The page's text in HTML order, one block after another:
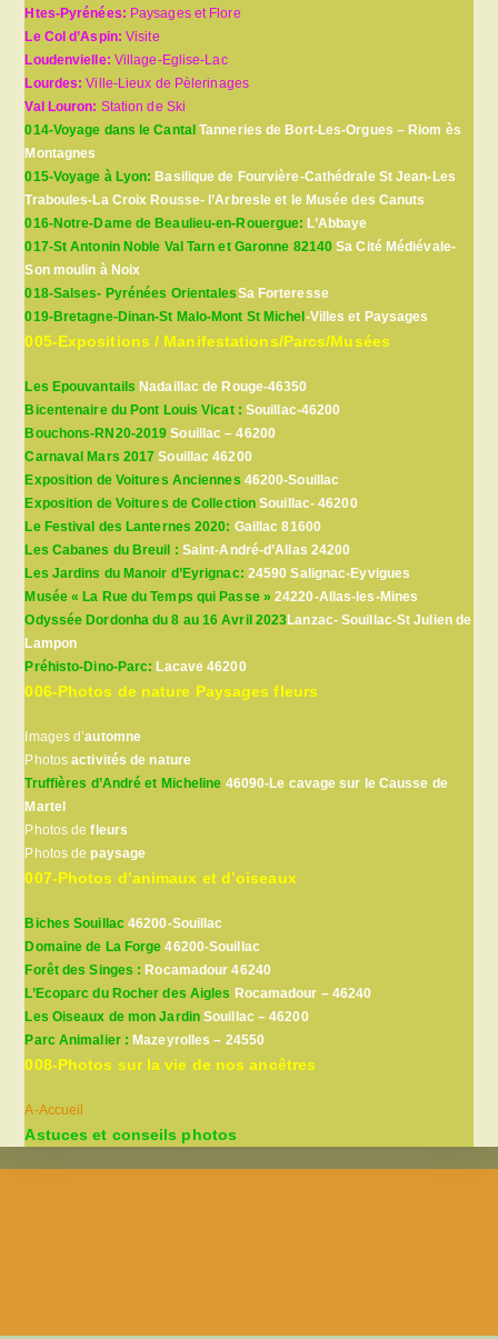
Htes-Pyrénées: Paysages et Flore
Le Col d’Aspin:Visite
Loudenvielle: Village-Eglise-Lac
Lourdes:Ville-Lieux de Pèlerinages
Val Louron: Station de Ski
014-Voyage dans le CantalTanneries de Bort-Les-Orgues – Riom ès
Montagnes
015-Voyage à Lyon: Basilique de Fourvière-Cathédrale St Jean-Les
Traboules-La Croix Rousse- l’Arbresle et le Musée des Canuts
016-Notre-Dame de Beaulieu-en-Rouergue:L’Abbaye
017-St Antonin Noble Val Tarn et Garonne 82140 Sa Cité Médiévale-
Son moulin à Noix
018-Salses- Pyrénées OrientalesSa Forteresse
019-Bretagne-Dinan-St Malo-Mont St Michel-Villes et Paysages
005-Expositions / Manifestations/Parcs/Musées
Les Epouvantails Nadaillac de Rouge-46350
Bicentenaire du Pont Louis Vicat : Souillac-46200
Bouchons-RN20-2019Souillac – 46200
Carnaval Mars 2017 Souillac 46200
Exposition de Voitures Anciennes 46200-Souillac
Exposition de Voitures de Collection Souillac- 46200
Le Festival des Lanternes 2020: Gaillac 81600
Les Cabanes du Breuil : Saint-André-d’Allas 24200
Les Jardins du Manoir d’Eyrignac: 24590 Salignac-Eyvigues
Musée « La Rue du Temps qui Passe » 24220-Allas-les-Mines
Odyssée Dordonha du 8 au 16 Avril 2023Lanzac- Souillac-St Julien de
Lampon
Préhisto-Dino-Parc:Lacave 46200
006-Photos de nature Paysages fleurs
Images d’automne
Photosactivités de nature
Truffières d’André et Micheline 46090-Le cavage sur le Causse de
Martel
Photos defleurs
Photos depaysage
007-Photos d’animaux et d’oiseaux
Biches Souillac46200-Souillac
Domaine de La Forge 46200-Souillac
Forêt des Singes :Rocamadour 46240
L’Ecoparc du Rocher des Aigles Rocamadour – 46240
Les Oiseaux de mon JardinSouillac – 46200
Parc Animalier : Mazeyrolles – 24550
008-Photos sur la vie de nos ancêtres
A-Accueil
Astuces et conseils photos